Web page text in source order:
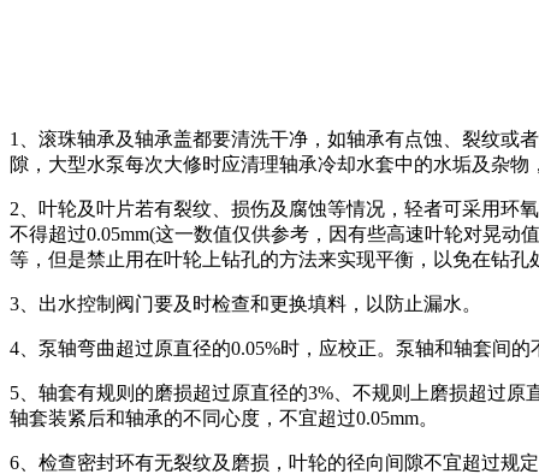
1、滚珠轴承及轴承盖都要清洗干净，如轴承有点蚀、裂纹或
隙，大型水泵每次大修时应清理轴承冷却水套中的水垢及杂物
2、叶轮及叶片若有裂纹、损伤及腐蚀等情况，轻者可采用环
不得超过0.05mm(这一数值仅供参考，因有些高速叶轮对晃
等，但是禁止用在叶轮上钻孔的方法来实现平衡，以免在钻孔
3、出水控制阀门要及时检查和更换填料，以防止漏水。
4、泵轴弯曲超过原直径的0.05%时，应校正。泵轴和轴套间
5、轴套有规则的磨损超过原直径的3%、不规则上磨损超过
轴套装紧后和轴承的不同心度，不宜超过0.05mm。
6、检查密封环有无裂纹及磨损，叶轮的径向间隙不宜超过规